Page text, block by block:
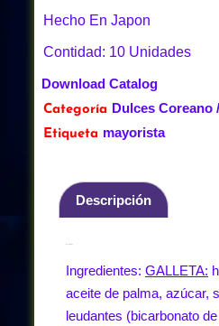
Hecho En Japon
Contidad: 10 Unidades
Download Catalog
Categoría Dulces Coreano
Etiqueta mayorista
Descripción
Ingredientes: GALLETA:
aceite de palma, azúcar,
leudantes (bicarbonato